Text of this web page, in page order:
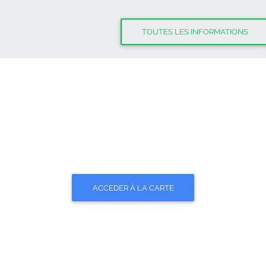
TOUTES LES INFORMATIONS
ACCEDER À LA CARTE